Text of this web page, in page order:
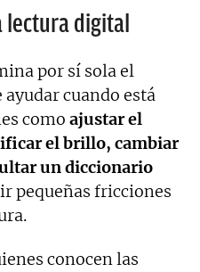
lectura digital
por sí sola el
cuando está
como ajustar el
el brillo, cambiar
un diccionario
pequeñas fricciones
conocen las